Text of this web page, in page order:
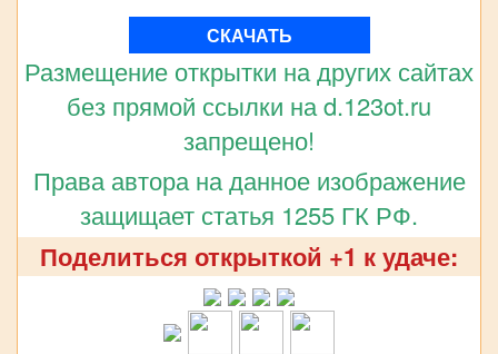
СКАЧАТЬ
Размещение открытки на других сайтах
без прямой ссылки на d.123ot.ru
запрещено!
Права автора на данное изображение
защищает статья 1255 ГК РФ.
Поделиться открыткой +1 к удаче: